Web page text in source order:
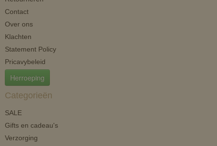
Contact
Over ons
Klachten
Statement Policy
Pricavybeleid
Herroeping
Categorieën
SALE
Gifts en cadeau's
Verzorging